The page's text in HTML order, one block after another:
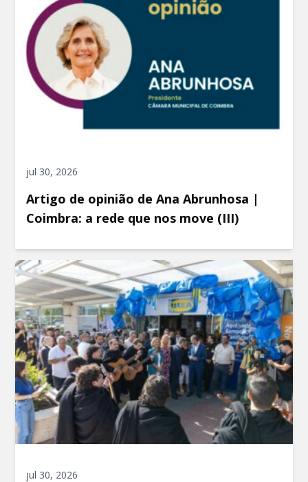
jul 30, 2026
Artigo de opinião de Ana Abrunhosa |
Coimbra: a rede que nos move (III)
jul 30, 2026